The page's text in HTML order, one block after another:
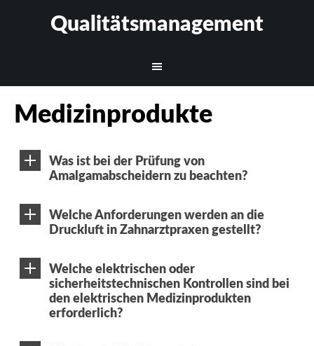
Qualitätsmanagement
Medizinprodukte
Was ist bei der Prüfung von
Amalgamabscheidern zu beachten?
Welche Anforderungen werden an die
Druckluft in Zahnarztpraxen gestellt?
Welche elektrischen oder
sicherheitstechnischen Kontrollen sind bei
den elektrischen Medizinprodukten
erforderlich?